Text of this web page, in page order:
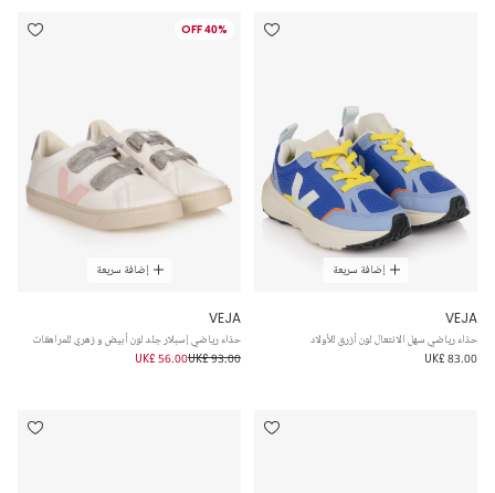
إضافة سريعة
VEJA
حذاء رياضي سهل الانتعال لون أزرق للأولاد
UK£ 83.00
40% OFF
إضافة سريعة
VEJA
حذاء رياضي إسبلار جلد لون أبيض و زهري للمراهقات
UK£ 93.00
UK£ 56.00